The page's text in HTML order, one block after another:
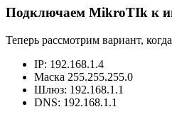
Подключаем MikroTIk к
Теперь рассмотрим вариант,
IP: 192.168.1.4
Маска 255.255.255.0
Шлюз: 192.168.1.1
DNS: 192.168.1.1